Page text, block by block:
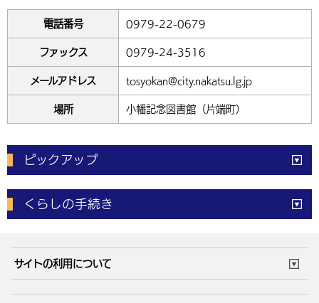
電話番号 0979-22-0679
ファックス 0979-24-3516
メールアドレス tosyokan@city.nakatsu.lg.jp
場所 小幡記念図書館（片端町）
ピックアップ
電子申請 窓口の混雑状況
体育施設予約状況 ご意見・ご要望
くらしの手続き
成人・仕事
住まい・引越 ごみ・環境
サイトの利用について